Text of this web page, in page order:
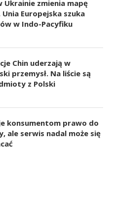
Ukrainie zmienia mapę
Unia Europejska szuka
w Indo-Pacyfiku
Chin uderzają w
przemysł. Na liście są
z Polski
konsumentom prawo do
ale serwis nadal może się